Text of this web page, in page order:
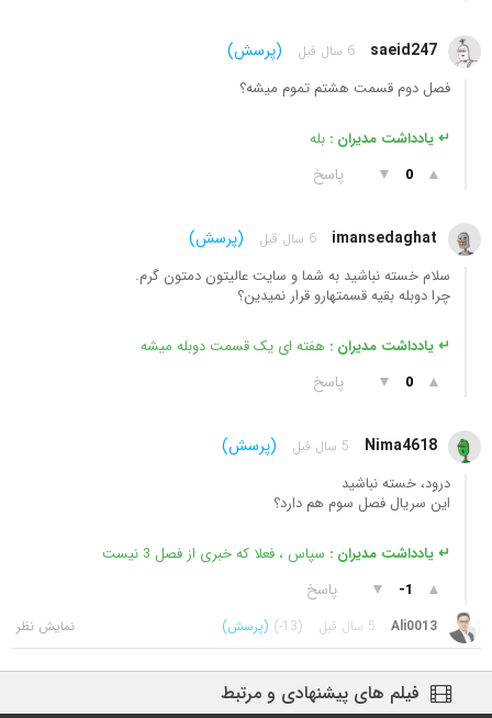
saeid247 6 سال قبل (پرسش)
فصل دوم قسمت هشتم تموم میشه؟
↵ یادداشت مدیران : بله
▲
0
▼ پاسخ
imansedaghat 6 سال قبل (پرسش)
سلام خسته نباشید به شما و سایت عالیتون دمتون گرم.
چرا دوبله بقیه قسمتهارو قرار نمیدین؟
↵ یادداشت مدیران : هفته ای یک قسمت دوبله میشه
▲
0
▼ پاسخ
Nima4618 5 سال قبل (پرسش)
درود، خسته نباشید
این سریال فصل سوم هم دارد؟
↵ یادداشت مدیران : سپاس ، فعلا که خبری از فصل 3 نیست
▲
-1
▼ پاسخ
Ali0013 5 سال قبل (-13) (پرسش)
فیلم های پیشنهادی و مرتبط